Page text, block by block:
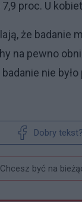
proc. U
że badanie
na pewno
nie
Dobry
Chcesz być na